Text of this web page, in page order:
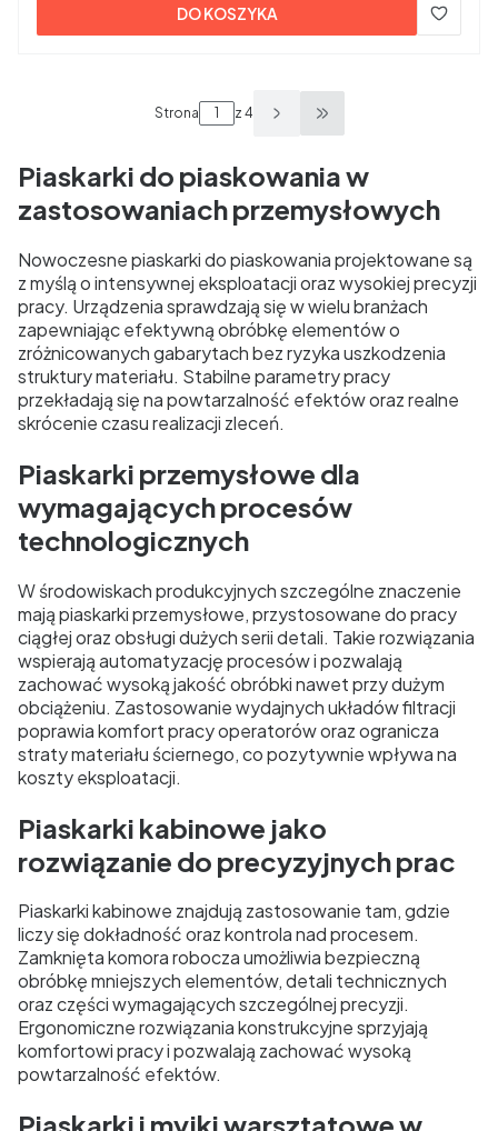
DO KOSZYKA
Strona z 4 Przejdź do ostatniej
Piaskarki do piaskowania w
zastosowaniach przemysłowych
Nowoczesne piaskarki do piaskowania projektowane są
z myślą o intensywnej eksploatacji oraz wysokiej precyzji
pracy. Urządzenia sprawdzają się w wielu branżach
zapewniając efektywną obróbkę elementów o
zróżnicowanych gabarytach bez ryzyka uszkodzenia
struktury materiału. Stabilne parametry pracy
przekładają się na powtarzalność efektów oraz realne
skrócenie czasu realizacji zleceń.
Piaskarki przemysłowe dla
wymagających procesów
technologicznych
W środowiskach produkcyjnych szczególne znaczenie
mają piaskarki przemysłowe, przystosowane do pracy
ciągłej oraz obsługi dużych serii detali. Takie rozwiązania
wspierają automatyzację procesów i pozwalają
zachować wysoką jakość obróbki nawet przy dużym
obciążeniu. Zastosowanie wydajnych układów filtracji
poprawia komfort pracy operatorów oraz ogranicza
straty materiału ściernego, co pozytywnie wpływa na
koszty eksploatacji.
Piaskarki kabinowe jako
rozwiązanie do precyzyjnych prac
Piaskarki kabinowe znajdują zastosowanie tam, gdzie
liczy się dokładność oraz kontrola nad procesem.
Zamknięta komora robocza umożliwia bezpieczną
obróbkę mniejszych elementów, detali technicznych
oraz części wymagających szczególnej precyzji.
Ergonomiczne rozwiązania konstrukcyjne sprzyjają
komfortowi pracy i pozwalają zachować wysoką
powtarzalność efektów.